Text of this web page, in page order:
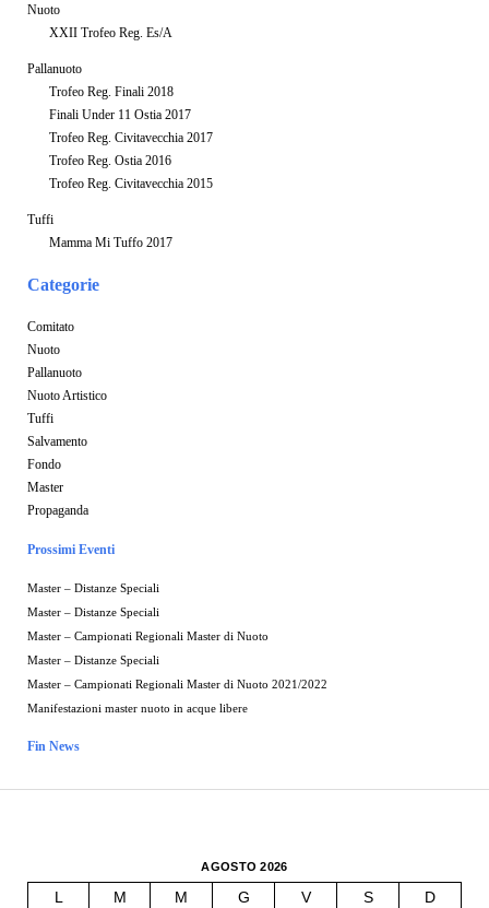
Nuoto
XXII Trofeo Reg. Es/A
Pallanuoto
Trofeo Reg. Finali 2018
Finali Under 11 Ostia 2017
Trofeo Reg. Civitavecchia 2017
Trofeo Reg. Ostia 2016
Trofeo Reg. Civitavecchia 2015
Tuffi
Mamma Mi Tuffo 2017
Categorie
Comitato
Nuoto
Pallanuoto
Nuoto Artistico
Tuffi
Salvamento
Fondo
Master
Propaganda
Prossimi Eventi
Master – Distanze Speciali
Master – Distanze Speciali
Master – Campionati Regionali Master di Nuoto
Master – Distanze Speciali
Master – Campionati Regionali Master di Nuoto 2021/2022
Manifestazioni master nuoto in acque libere
Fin News
AGOSTO 2026
L M M G V S
D